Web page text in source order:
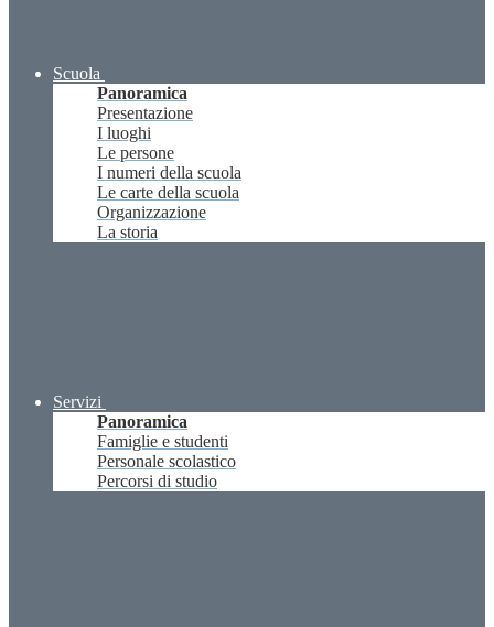
Scuola
Panoramica
Presentazione
I luoghi
Le persone
I numeri della scuola
Le carte della scuola
Organizzazione
La storia
Servizi
Panoramica
Famiglie e studenti
Personale scolastico
Percorsi di studio